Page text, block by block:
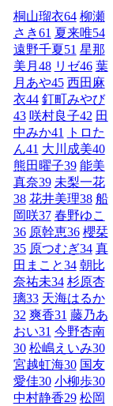
桐山瑠衣64 柳瀬
さき61 夏来唯54
遠野千夏 51 星那
美月 48 リゼ46 葉
月あや45 西田麻
衣44 釘町みやび
43 咲村良子42 田
中みか41
トロた
ん41 大川成美40
熊田曜子39 能美
真奈39 未梨一花
38 花井美理38 船
岡咲37 春野ゆこ
36 原幹恵36 櫻栞
35 原つむぎ34 真
田まこと34 朝比
奈祐未34 杉原杏
璃33 天海はるか
32 爽香31 藤乃あ
おい31 今野杏南
30 松嶋えいみ30
宮越虹海30 国友
愛佳30 小柳歩30
中村静香29 松岡